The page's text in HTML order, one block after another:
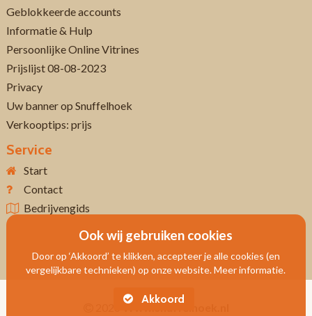
Geblokkeerde accounts
Informatie & Hulp
Persoonlijke Online Vitrines
Prijslijst 08-08-2023
Privacy
Uw banner op Snuffelhoek
Verkooptips: prijs
Service
Start
Contact
Bedrijvengids
Www.snuffelhoek.nl
Ook wij gebruiken cookies
Door op ‘Akkoord’ te klikken, accepteer je alle cookies (en
vergelijkbare technieken) op onze website. Meer informatie.
Akkoord